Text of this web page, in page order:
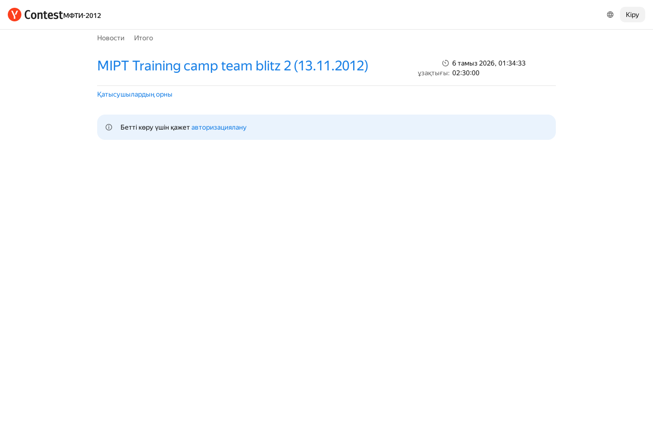
МФТИ-2012 Кіру
Новости Итого
MIPT Training camp team blitz 2 (13.11.2012)
6 тамыз 2026, 01:34:33
ұзақтығы: 02:30:00
Қатысушылардың орны
Бетті көру үшін қажет авторизациялану